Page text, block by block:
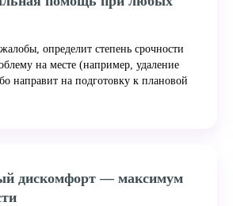
определит степень срочности
на месте (например, удаление
направит на подготовку к плановой
дискомфорт — максимум